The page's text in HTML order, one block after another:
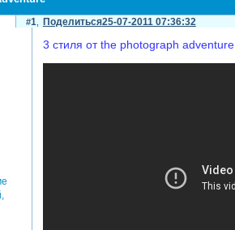
Поделиться
1 25-07-2011 07:36:32
3 стиля от the photograph adventure